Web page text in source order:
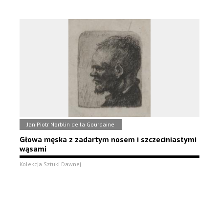
Jan Piotr Norblin de la Gourdaine
Głowa męska z zadartym nosem i szczeciniastymi
wąsami
Kolekcja Sztuki Dawnej